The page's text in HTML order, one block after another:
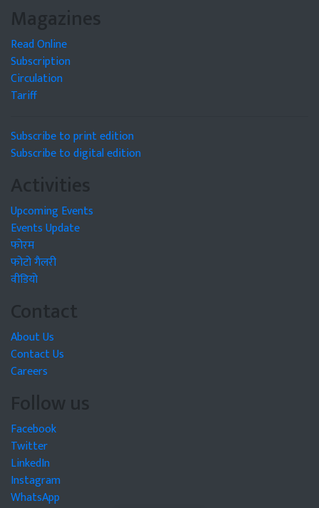
Magazines
Read Online
Subscription
Circulation
Tariff
Subscribe to print edition
Subscribe to digital edition
Activities
Upcoming Events
Events Update
फोरम
फोटो गैलरी
वीडियो
Contact
About Us
Contact Us
Careers
Follow us
Facebook
Twitter
LinkedIn
Instagram
WhatsApp